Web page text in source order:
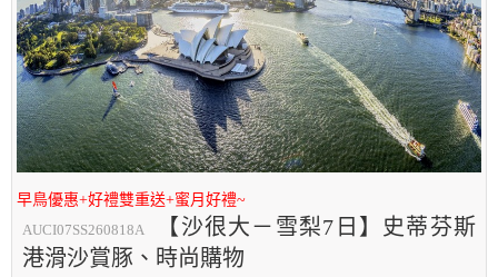
早鳥優惠+好禮雙重送+蜜月好禮~
AUCI07SS260818A
【沙很大－雪梨7日】史蒂芬斯
港滑沙賞豚、時尚購物